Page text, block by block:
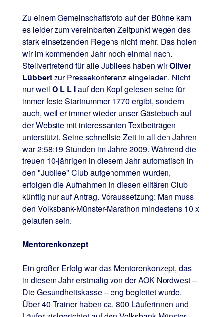
Zu einem Gemeinschaftsfoto auf der Bühne kam
es leider zum vereinbarten Zeitpunkt wegen des
stark einsetzenden Regens nicht mehr. Das holen
wir im kommenden Jahr noch einmal nach.
Stellvertretend für alle Jubilees haben wirOliver
Lübbertzur Pressekonferenz eingeladen. Nicht
nur weil O L L Iauf den Kopf gelesen seine für
immer feste Startnummer 1770 ergibt, sondern
auch, weil er immer wieder unser Gästebuch auf
der Website mit interessanten Textbeiträgen
unterstützt. Seine schnellste Zeit in all den Jahren
war 2:58:19 Stunden im Jahre 2009. Während die
treuen 10-jährigen in diesem Jahr automatisch in
den "Jubilee" Club aufgenommen wurden,
erfolgen die Aufnahmen in diesen elitären Club
künftig nur auf Antrag. Voraussetzung: Man muss
den Volksbank-Münster-Marathon mindestens 10 x
gelaufen sein.
Mentorenkonzept
Ein großer Erfolg war das Mentorenkonzept, das
in diesem Jahr erstmalig von der AOK Nordwest –
Die Gesundheitskasse – eng begleitet wurde.
Über 40 Trainer haben ca. 800 Läuferinnen und